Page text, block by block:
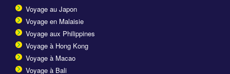
Voyage au Japon
Voyage en Malaisie
Voyage aux Philippines
Voyage à Hong Kong
Voyage à Macao
Voyage à Bali